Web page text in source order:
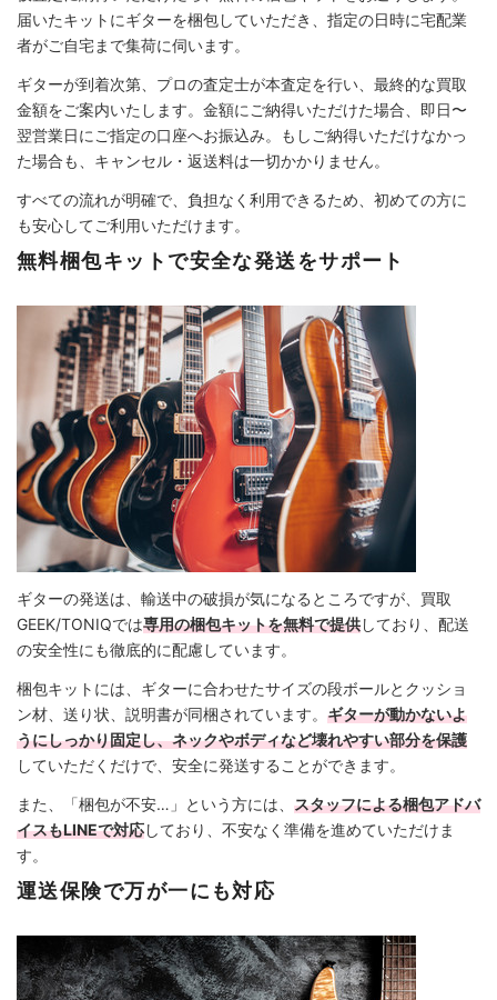
届いたキットにギターを梱包していただき、指定の日時に宅配業
者がご自宅まで集荷に伺います。
ギターが到着次第、プロの査定士が本査定を行い、最終的な買取
金額をご案内いたします。金額にご納得いただけた場合、即日〜
翌営業日にご指定の口座へお振込み。もしご納得いただけなかっ
た場合も、キャンセル・返送料は一切かかりません。
すべての流れが明確で、負担なく利用できるため、初めての方に
も安心してご利用いただけます。
無料梱包キットで安全な発送をサポート
ギターの発送は、輸送中の破損が気になるところですが、買取
GEEK/TONIQでは専用の梱包キットを無料で提供しており、配送
の安全性にも徹底的に配慮しています。
梱包キットには、ギターに合わせたサイズの段ボールとクッショ
ン材、送り状、説明書が同梱されています。 ギターが動かないよ
うにしっかり固定し、ネックやボディなど壊れやすい部分を保護
していただくだけで、安全に発送することができます。
また、「梱包が不安…」という方には、 スタッフによる梱包アドバ
イスもLINEで対応しており、不安なく準備を進めていただけま
す。
運送保険で万が一にも対応